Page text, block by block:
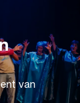
van